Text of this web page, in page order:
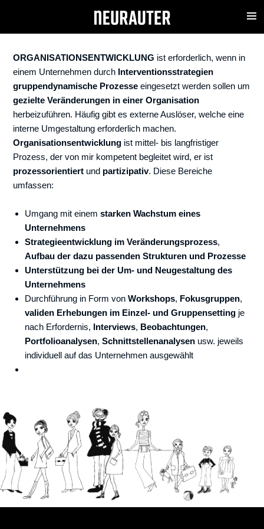
ORGANISATIONSENTWICKLUNG
ORGANISATIONSENTWICKLUNG ist erforderlich, wenn in
einem Unternehmen durch Interventionsstrategien
gruppendynamische Prozesse eingesetzt werden sollen um
gezielte Veränderungen in einer Organisation
herbeizuführen. Häufig gibt es externe Auslöser, welche eine
interne Umgestaltung erforderlich machen.
Organisationsentwicklung ist mittel- bis langfristiger
Prozess, der von mir kompetent begleitet wird, er ist
prozessorientiert und partizipativ. Diese Bereiche
umfassen:
Umgang mit einemstarken Wachstum eines
Unternehmens
Strategieentwicklung im Veränderungsprozess,
Aufbau der dazu passenden Strukturen und Prozesse
Unterstützung bei der Um- und Neugestaltung des
Unternehmens
Durchführung in Form vonWorkshops, Fokusgruppen,
validen Erhebungen im Einzel- und Gruppensetting je
nach Erfordernis, Interviews, Beobachtungen,
Portfolioanalysen,Schnittstellenanalysen usw. jeweils
individuell auf das Unternehmen ausgewählt